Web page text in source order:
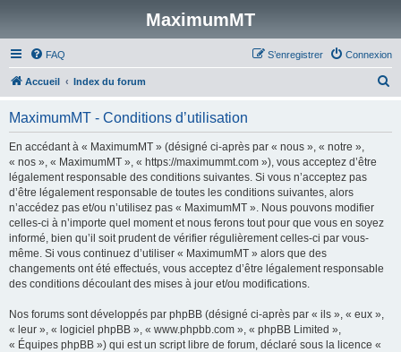
MaximumMT
FAQ Connexion
S’enregistrer
Accueil Index du forum
MaximumMT - Conditions d’utilisation
En accédant à « MaximumMT » (désigné ci-après par « nous », « notre »,
« nos », « MaximumMT », « https://maximummt.com »), vous acceptez d’être
légalement responsable des conditions suivantes. Si vous n’acceptez pas
d’être légalement responsable de toutes les conditions suivantes, alors
n’accédez pas et/ou n’utilisez pas « MaximumMT ». Nous pouvons modifier
celles-ci à n’importe quel moment et nous ferons tout pour que vous en soyez
informé, bien qu’il soit prudent de vérifier régulièrement celles-ci par vous-
même. Si vous continuez d’utiliser « MaximumMT » alors que des
changements ont été effectués, vous acceptez d’être légalement responsable
des conditions découlant des mises à jour et/ou modifications.
Nos forums sont développés par phpBB (désigné ci-après par « ils », « eux »,
« leur », « logiciel phpBB », « www.phpbb.com », « phpBB Limited »,
« Équipes phpBB ») qui est un script libre de forum, déclaré sous la licence «